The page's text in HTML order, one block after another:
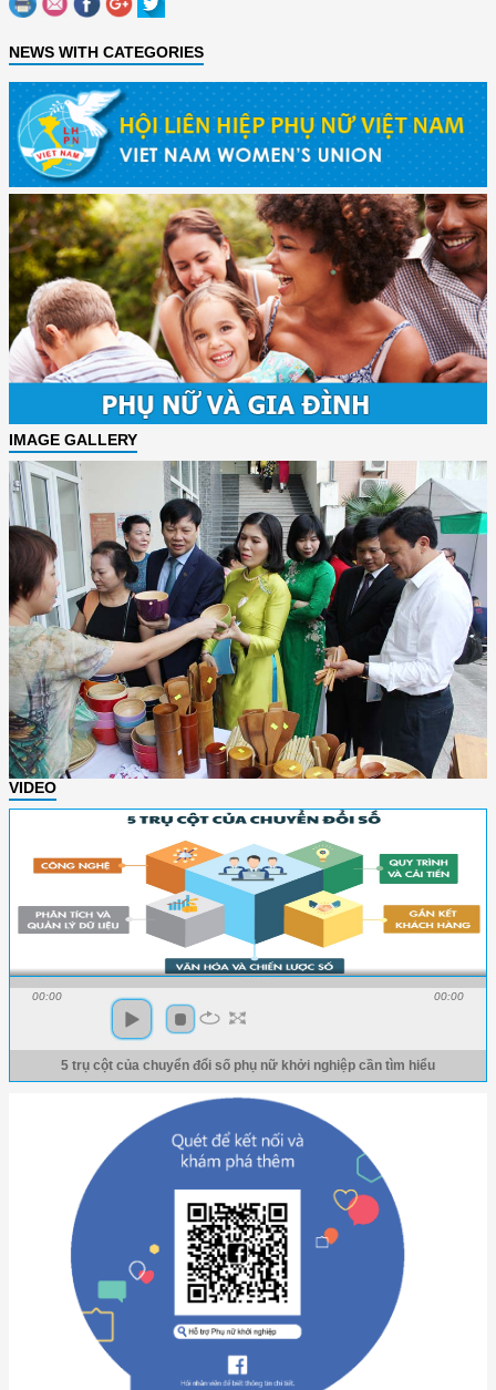
NEWS WITH CATEGORIES
IMAGE GALLERY
VIDEO
00:00 00:00
5 trụ cột của chuyển đổi số phụ nữ khởi nghiệp cần tìm hiểu